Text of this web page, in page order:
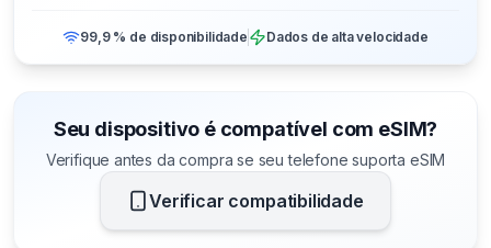
99,9 % de disponibilidade Dados de alta velocidade
Seu dispositivo é compatível com eSIM?
Verifique antes da compra se seu telefone suporta eSIM
Verificar compatibilidade